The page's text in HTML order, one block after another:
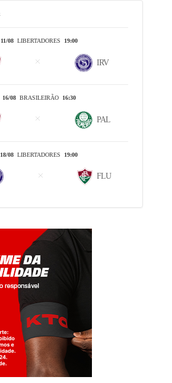
11/08LIBERTADORES 19:00
IRV
16/08BRASILEIRÃO 16:30
PAL
18/08 LIBERTADORES 19:00
FLU